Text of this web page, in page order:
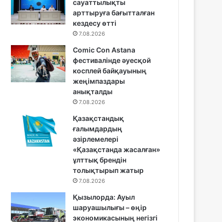
сауаттылықты
арттыруға бағытталған
кездесу өтті
7.08.2026
Comic Con Astana
фестивалінде әуесқой
косплей байқауының
жеңімпаздары
анықталды
7.08.2026
Қазақстандық
ғалымдардың
әзірлемелері
«Қазақстанда жасалған»
ұлттық брендін
толықтырып жатыр
7.08.2026
Қызылорда: Ауыл
шаруашылығы – өңір
экономикасының негізгі